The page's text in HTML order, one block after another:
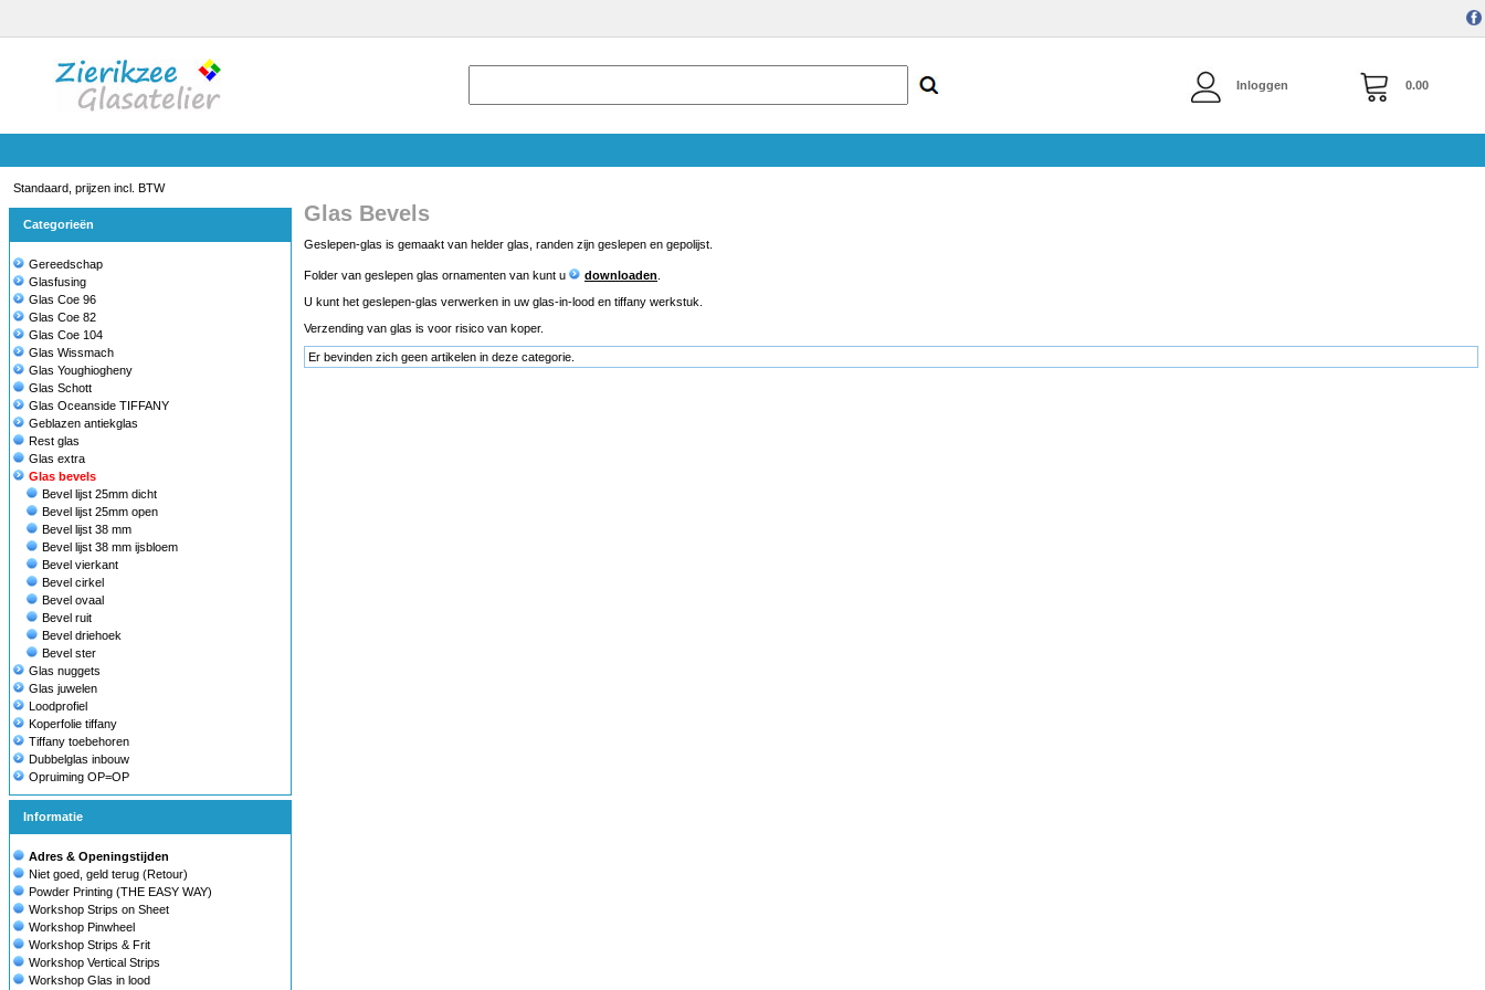
Inloggen 0.00
Standaard, prijzen incl. BTW
Categorieën
Gereedschap
Glasfusing
Glas Coe 96
Glas Coe 82
Glas Coe 104
Glas Wissmach
Glas Youghiogheny
Glas Schott
Glas Oceanside TIFFANY
Geblazen antiekglas
Rest glas
Glas extra
Glas bevels
Bevel lijst 25mm dicht
Bevel lijst 25mm open
Bevel lijst 38 mm
Bevel lijst 38 mm ijsbloem
Bevel vierkant
Bevel cirkel
Bevel ovaal
Bevel ruit
Bevel driehoek
Bevel ster
Glas nuggets
Glas juwelen
Loodprofiel
Koperfolie tiffany
Tiffany toebehoren
Dubbelglas inbouw
Opruiming OP=OP
Informatie
Adres & Openingstijden
Niet goed, geld terug (Retour)
Powder Printing (THE EASY WAY)
Workshop Strips on Sheet
Workshop Pinwheel
Workshop Strips & Frit
Workshop Vertical Strips
Workshop Glas in lood
Glas Bevels
Geslepen-glas is gemaakt van helder glas, randen zijn geslepen en gepolijst.
Folder van geslepen glas ornamenten van kunt u downloaden
U kunt het geslepen-glas verwerken in uw glas-in-lood en tiffany werkstuk.
Verzending van glas is voor risico van koper.
Er bevinden zich geen artikelen in deze categorie.